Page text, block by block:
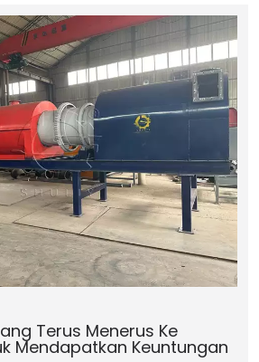
Terus Menerus Ke
Mendapatkan Keuntungan